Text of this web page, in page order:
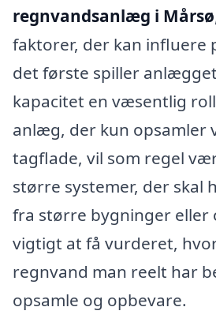
regnvandsanlæg i Mårsø
faktorer, der kan influere
det første spiller
kapacitet en væsentlig
anlæg, der kun opsamler
tagflade, vil som regel
større systemer, der skal
fra større bygninger eller
vigtigt at få vurderet,
regnvand man reelt har
opsamle og opbevare.